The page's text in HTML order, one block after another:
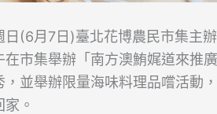
(6月7日)臺北花博農民市集主
市集舉辦「南方澳鮪娓道來推
並舉辦限量海味料理品嚐活動
。